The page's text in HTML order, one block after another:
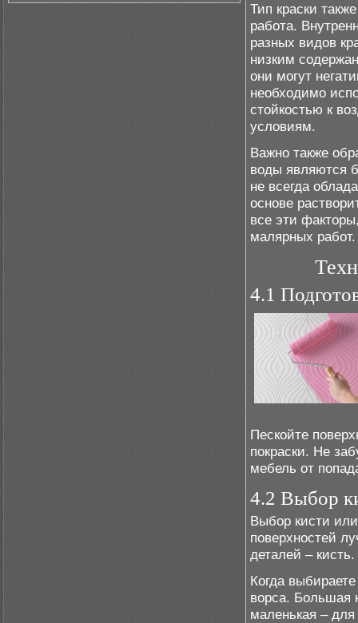
Тип краски
работа.
разных видов
низким
они могут
необходимо
стойкостью к
условиям.
Важно также
воды являются
не всегда
основе
все эти
малярных работ.
4.1
Пескойте
покраски. Не
мебель от
4.2 Выбор
Выбор кисти
поверхностей
деталей – кисть.
Когда
ворса. Большая
маленькая –